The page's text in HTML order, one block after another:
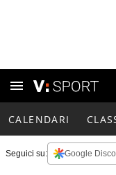
CALENDARI
Seguici su: Google